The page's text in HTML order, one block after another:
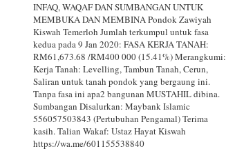
INFAQ, WAQAF DAN SUMBANGAN UNTUK
MEMBUKA DAN MEMBINA Pondok Zawiyah
Kiswah Temerloh Jumlah terkumpul untuk fasa
kedua pada 9 Jan 2020: FASA KERJA TANAH:
RM61,673.68 /RM400 000 (15.41%) Merangkumi:
Kerja Tanah: Levelling, Tambun Tanah, Cerun,
Saliran untuk tanah pondok yang bergaung ini.
Tanpa fasa ini apa2 bangunan MUSTAHIL dibina.
Sumbangan Disalurkan: Maybank Islamic
556057503843 (Pertubuhan Pengamal) Terima
kasih. Talian Wakaf: Ustaz Hayat Kiswah
https://wa.me/601155538840